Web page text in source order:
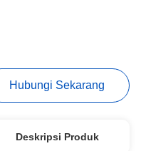
Hubungi Sekarang
Deskripsi Produk